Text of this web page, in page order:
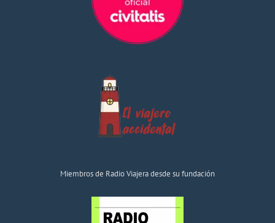
Miembros de Radio Viajera desde su fundación